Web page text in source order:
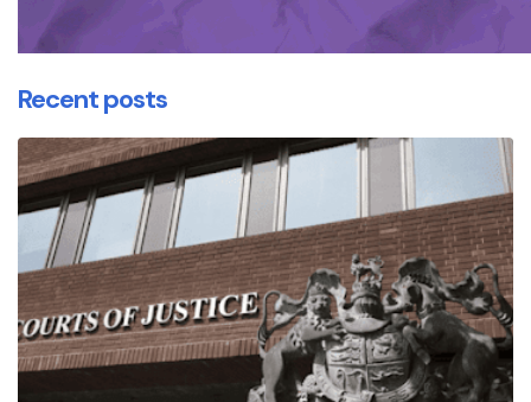
Recent posts